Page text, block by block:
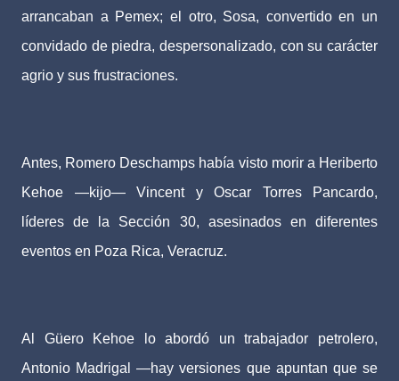
arrancaban a Pemex; el otro, Sosa, convertido en un
convidado de piedra, despersonalizado, con su carácter
agrio y sus frustraciones.
Antes, Romero Deschamps había visto morir a Heriberto
Kehoe —kijo— Vincent y Oscar Torres Pancardo,
líderes de la Sección 30, asesinados en diferentes
eventos en Poza Rica, Veracruz.
Al Güero Kehoe lo abordó un trabajador petrolero,
Antonio Madrigal —hay versiones que apuntan que se